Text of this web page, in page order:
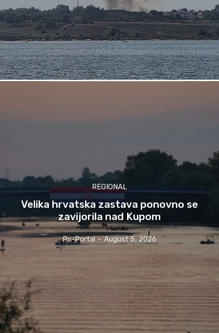
REGIONAL
Velika hrvatska zastava ponovno se
zavijorila nad Kupom
Ps-Portal - August 5, 2026